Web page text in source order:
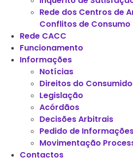
Rede dos Centros de
Conflitos de Consumo
Rede CACC
Funcionamento
Informações
Notícias
Direitos do
Legislação
Acórdãos
Decisões Arbitrais
Pedido de
Movimentação
Contactos